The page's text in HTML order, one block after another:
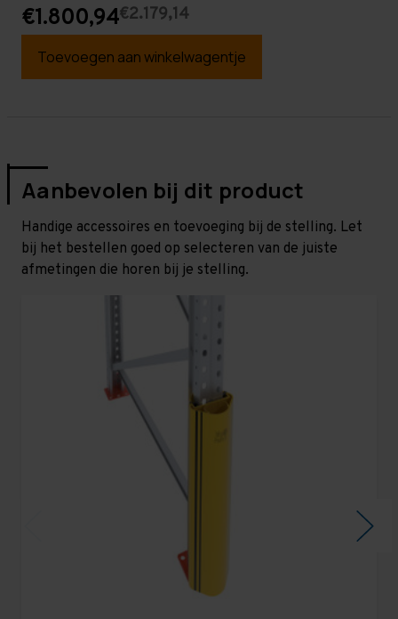
€1.800,94€2.179,14
Toevoegen aan winkelwagentje
Aanbevolen bij dit product
Handige accessoires en toevoeging bij de stelling. Let
bij het bestellen goed op selecteren van de juiste
afmetingen die horen bij je stelling.